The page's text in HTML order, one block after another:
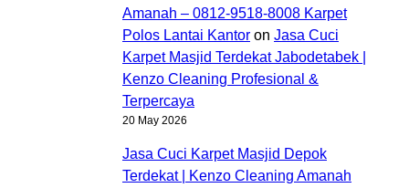
Amanah – 0812-9518-8008 Karpet
Polos Lantai Kantor on Jasa Cuci
Karpet Masjid Terdekat Jabodetabek |
Kenzo Cleaning Profesional &
Terpercaya
20 May 2026
Jasa Cuci Karpet Masjid Depok
Terdekat | Kenzo Cleaning Amanah